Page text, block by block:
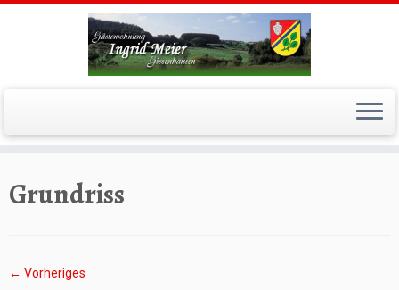
Zum
Grundriss
← Vorheriges